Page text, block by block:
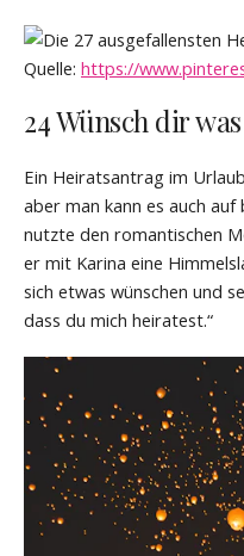
Quelle: https://
24 Wünsch dir was
Ein Heiratsantrag im
aber man kann es auch auf
nutzte den romantischen
er mit Karina eine
sich etwas wünschen und
dass du mich heiratest.“